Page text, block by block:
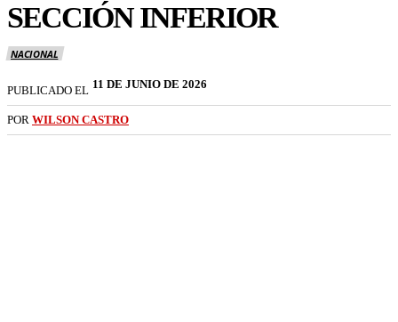
SECCIÓN INFERIOR
NACIONAL
PUBLICADO EL 11 DE JUNIO DE 2026
POR WILSON CASTRO